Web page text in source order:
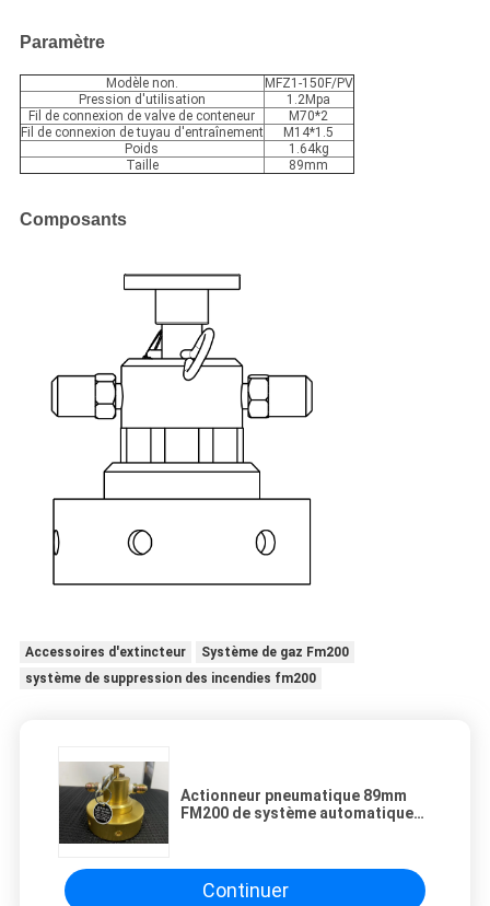
Paramètre
Modèle non.
MFZ1-150F/PV
Pression d'utilisation
1.2Mpa
Fil de connexion de valve de conteneur
M70*2
Fil de connexion de tuyau d'entraînement
M14*1.5
Poids
1.64kg
Taille
89mm
Composants
Accessoires d'extincteur
Système de gaz Fm200
système de suppression des incendies fm200
Actionneur pneumatique 89mm
FM200 de système automatique
Continuer